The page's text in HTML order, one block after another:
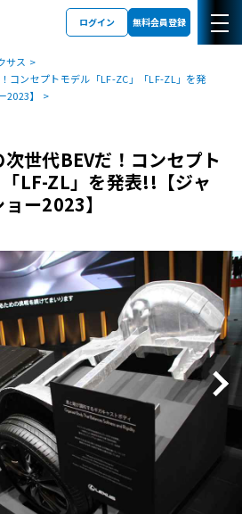
ログイン 無料会員登録
サス
コンセプトモデル「LF-ZC」「LF-ZL」を発
】
世代BEVだ！コンセプト
LF-ZL」を発表!!【ジャ
ー2023】